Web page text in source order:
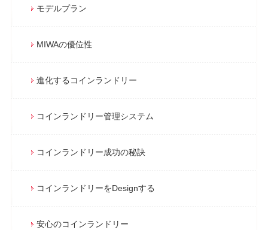
モデルプラン
MIWAの優位性
進化するコインランドリー
コインランドリー管理システム
コインランドリー成功の秘訣
コインランドリーをDesignする
安心のコインランドリー